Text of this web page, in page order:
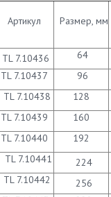
Артикул Размер, мм
TL 7.10436 64
TL 7.10437
96
TL 7.10438
128
TL 7.10439
160
TL 7.10440
192
TL 7.10441
224
TL 7.10442
256